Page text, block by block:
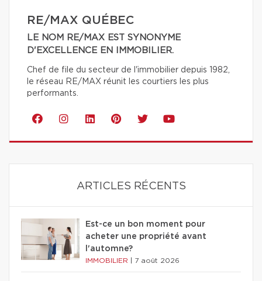
RE/MAX QUÉBEC
LE NOM RE/MAX EST SYNONYME
D'EXCELLENCE EN IMMOBILIER.
Chef de file du secteur de l'immobilier depuis 1982,
le réseau RE/MAX réunit les courtiers les plus
performants.
ARTICLES RÉCENTS
Est-ce un bon moment pour
acheter une propriété avant
l'automne?
IMMOBILIER 7 août 2026